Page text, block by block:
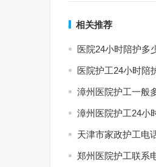
相关推荐
医院24小时陪护多
医院护工24小时陪
漳州医院护工一般
漳州医院护工24小
天津市家政护工电
郑州医院护工联系